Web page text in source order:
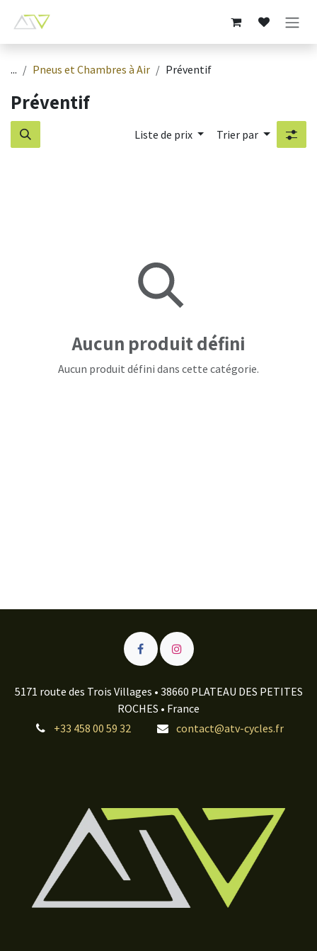
... Pneus et Chambres à Air Préventif
Préventif
Liste de prix Trier par
Aucun produit défini
Aucun produit défini dans cette catégorie.
5171 route des Trois Villages • 38660 PLATEAU DES PETITES
ROCHES • France
+33 458 00 59 32
contact@atv-cycles.fr